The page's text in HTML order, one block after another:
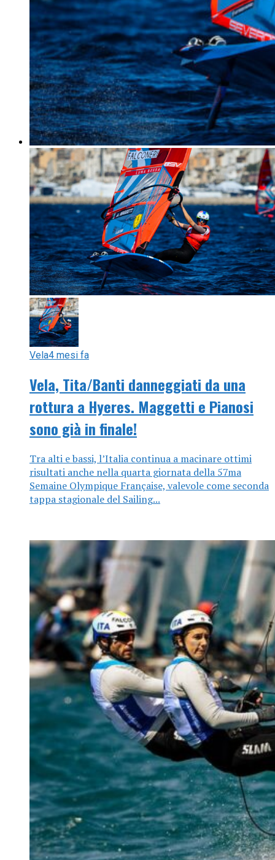
Vela4 mesi fa
Vela, Tita/Banti danneggiati da una
rottura a Hyeres. Maggetti e Pianosi
sono già in finale!
Tra alti e bassi, l’Italia continua a macinare ottimi
risultati anche nella quarta giornata della 57ma
Semaine Olympique Française, valevole come seconda
tappa stagionale del Sailing...